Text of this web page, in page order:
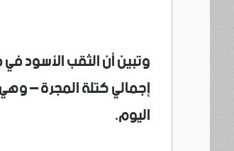
إجمالي كتلة المجرة –
اليوم.